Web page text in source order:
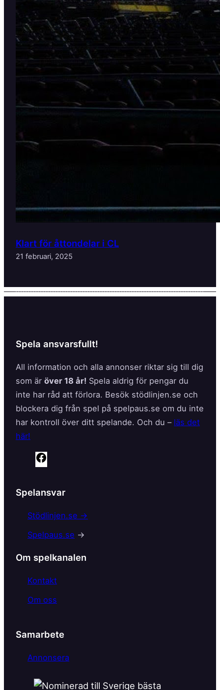
Klart för åttondelar i CL
21 februari, 2025
Spela ansvarsfullt!
All information och alla annonser riktar sig till dig
som är över 18 år! Spela aldrig för pengar du
inte har råd att förlora. Besök stödlinjen.se och
blockera dig från spel på spelpaus.se om du inte
har kontroll över ditt spelande. Och du – läs det
här!
e
b
o
k
Spelansvar
Stödlinjen.se →
Spelpaus.se →
Om spelkanalen
Kontakt
Om oss
Samarbete
Annonsera